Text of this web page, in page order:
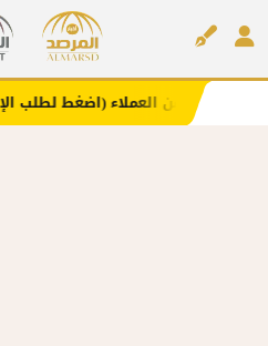
من العملاء (اضغط لطلب الإعلان)